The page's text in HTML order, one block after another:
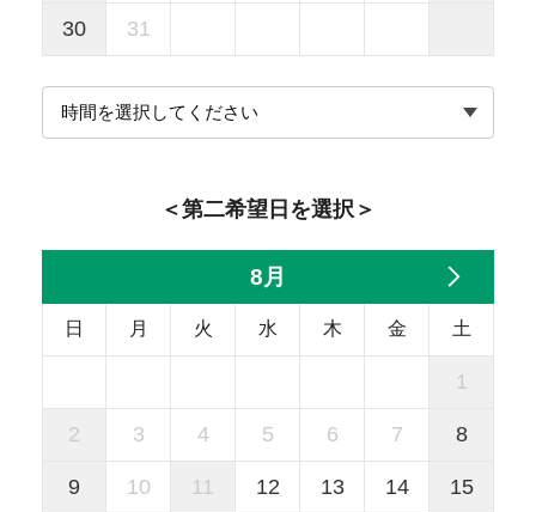
30 31
＜第二希望日を選択＞
8月
日 月 火 水 木 金 土
1
2 3 4 5 6 7 8
9 10 11 12 13 14 15